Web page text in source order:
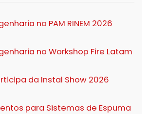
no PAM RINEM 2026
no Workshop Fire Latam
da Instal Show 2026
para Sistemas de Espuma